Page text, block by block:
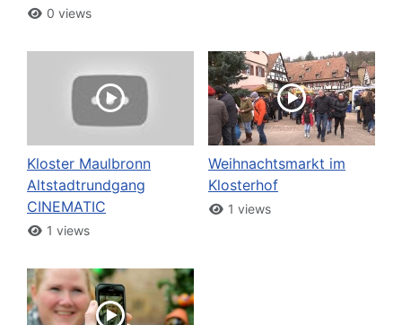
0 views
Kloster Maulbronn
Altstadtrundgang
CINEMATIC
1 views
Weihnachtsmarkt im
Klosterhof
1 views